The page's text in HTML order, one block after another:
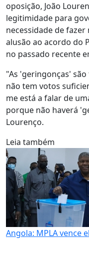
oposição, João
legitimidade para
necessidade de
alusão ao acordo do
no passado recente
"As 'geringonças'
não tem votos
me está a falar de
porque não haverá
Lourenço.
Leia também
Angola: MPLA vence